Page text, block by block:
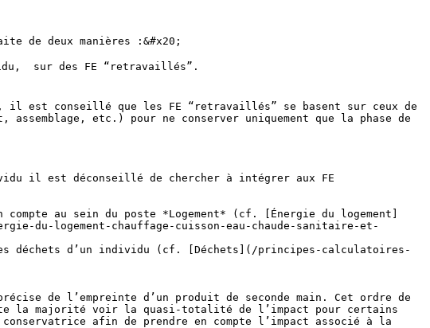
de deux manières :&#x20;
sur des FE “retravaillés”.
il est conseillé que les FE “retravaillés” se basent sur ceux de
etc.) pour ne conserver uniquement que la phase de
il est déconseillé de chercher à intégrer aux FE
au sein du poste *Logement* (cf. [Énergie du logement]
du-logement-chauffage-cuisson-eau-chaude-sanitaire-et-
déchets d’un individu (cf. [Déchets](/principes-calculatoires-
de l’empreinte d’un produit de seconde main. Cet ordre de
la majorité voir la quasi-totalité de l’impact pour certains
afin de prendre en compte l’impact associé à la